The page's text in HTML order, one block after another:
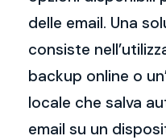
delle email. Una
consiste
backup online o
locale che salva
email su un